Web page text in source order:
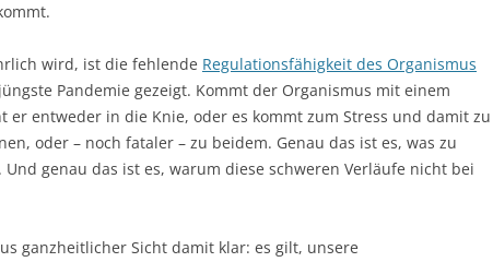
wird, ist die fehlende Regulationsfähigkeit des Organismus
Pandemie gezeigt. Kommt der Organismus mit einem
er entweder in die Knie, oder es kommt zum Stress und damit zu
oder – noch fataler – zu beidem. Genau das ist es, was zu
genau das ist es, warum diese schweren Verläufe nicht bei
ganzheitlicher Sicht damit klar: es gilt, unsere